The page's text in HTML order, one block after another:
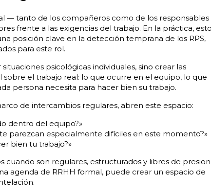
— tanto de los compañeros como de los
frente a las exigencias del trabajo. En la práctica, esto
posición clave en la detección temprana de los RPS,
para este rol.
psicológicas individuales, sino crear las
el trabajo real: lo que ocurre en el equipo, lo que
persona necesita para hacer bien su trabajo.
de intercambios regulares, abren este espacio:
dentro del equipo?»
parezcan especialmente difíciles en este momento?»
bien tu trabajo?»
cuando son regulares, estructurados y libres de
agenda de RRHH formal, puede crear un espacio de